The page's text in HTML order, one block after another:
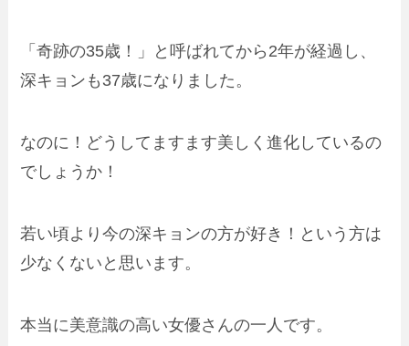
「奇跡の35歳！」と呼ばれてから2年が経過し、
深キョンも37歳になりました。
なのに！どうしてますます美しく進化しているの
でしょうか！
若い頃より今の深キョンの方が好き！という方は
少なくないと思います。
本当に美意識の高い女優さんの一人です。